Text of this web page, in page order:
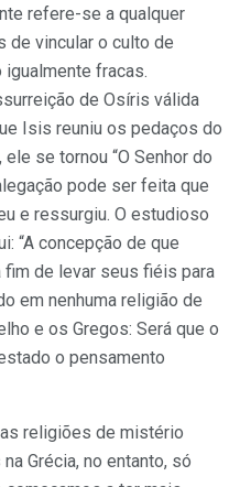
refere-se a qualquer
de vincular o culto de
fracas.
de Osíris válida
Isis reuniu os pedaços do
se tornou “O Senhor do
pode ser feita que
e ressurgiu. O estudioso
“A concepção de que
de levar seus fiéis para
em nenhuma religião de
e os Gregos: Será que o
o pensamento
religiões de mistério
Grécia, no entanto, só